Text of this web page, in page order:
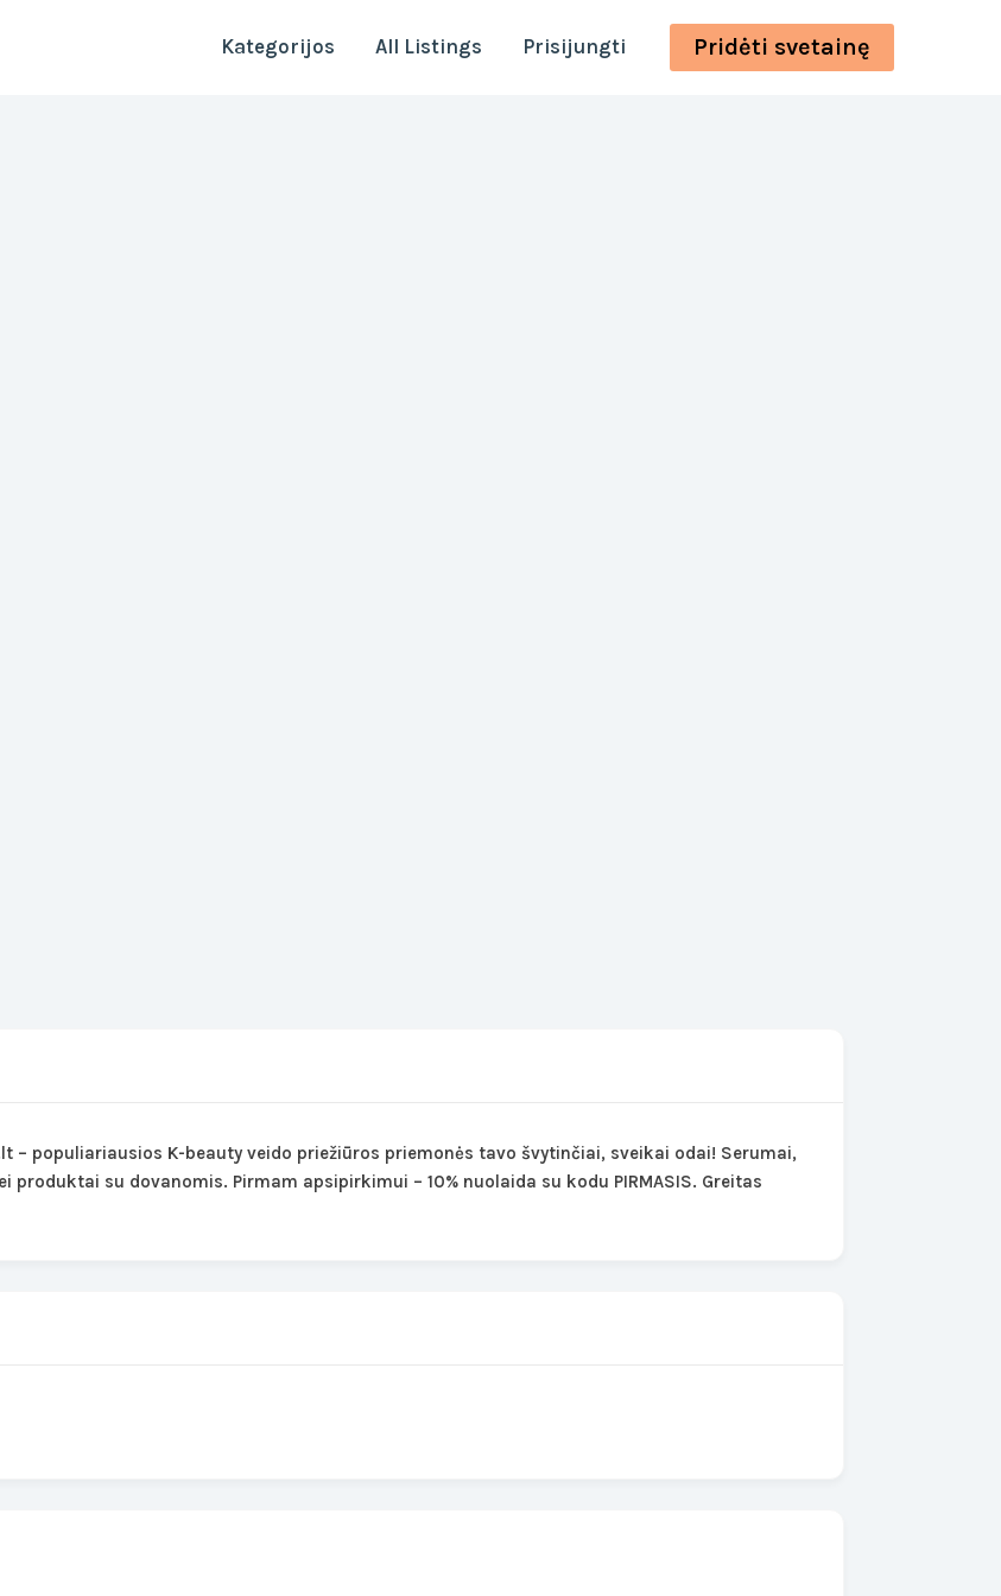
Kategorijos All Listings Prisijungti Pridėti svetainę
populiariausios K-beauty veido priežiūros priemonės tavo švytinčiai, sveikai odai! Serumai,
su dovanomis. Pirmam apsipirkimui – 10% nuolaida su kodu PIRMASIS. Greitas